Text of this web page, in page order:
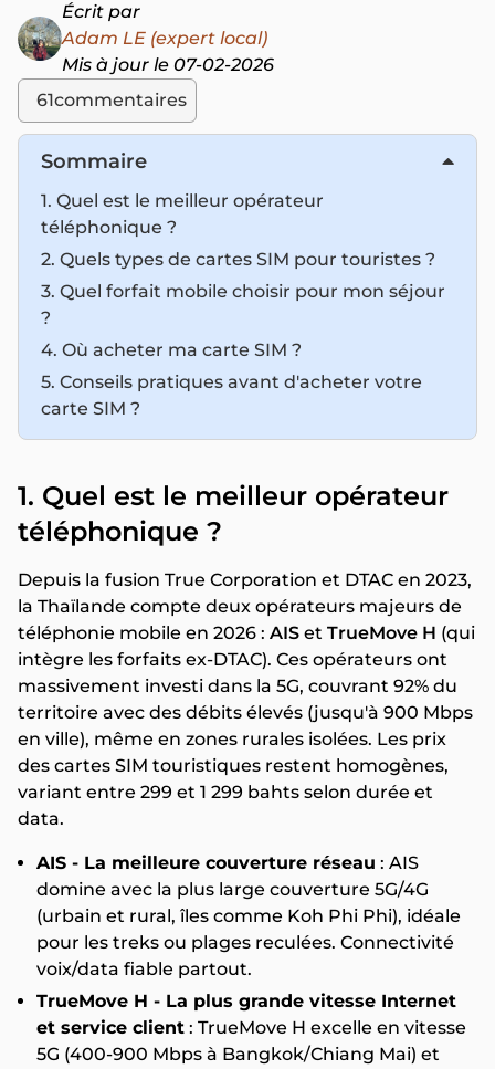
Écrit par
Adam LE (expert local)
Mis à jour le 07-02-2026
61commentaires
Sommaire
1. Quel est le meilleur opérateur
téléphonique ?
2. Quels types de cartes SIM pour touristes ?
3. Quel forfait mobile choisir pour mon séjour
?
4. Où acheter ma carte SIM ?
5. Conseils pratiques avant d'acheter votre
carte SIM ?
1. Quel est le meilleur opérateur
téléphonique ?
Depuis la fusion True Corporation et DTAC en 2023,
la Thaïlande compte deux opérateurs majeurs de
téléphonie mobile en 2026 : AIS et TrueMove H (qui
intègre les forfaits ex-DTAC). Ces opérateurs ont
massivement investi dans la 5G, couvrant 92% du
territoire avec des débits élevés (jusqu'à 900 Mbps
en ville), même en zones rurales isolées. Les prix
des cartes SIM touristiques restent homogènes,
variant entre 299 et 1 299 bahts selon durée et
data.
AIS - La meilleure couverture réseau : AIS
domine avec la plus large couverture 5G/4G
(urbain et rural, îles comme Koh Phi Phi), idéale
pour les treks ou plages reculées. Connectivité
voix/data fiable partout.
TrueMove H - La plus grande vitesse Internet
et service client : TrueMove H excelle en vitesse
5G (400-900 Mbps à Bangkok/Chiang Mai) et